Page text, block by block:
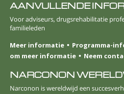
AANVULLENDE
Voor adviseurs, drugsrehabilitatie
familieleden
Meer informatie
Programma-
om meer informatie
Neem
NARCONON
Narconon is wereldwijd een